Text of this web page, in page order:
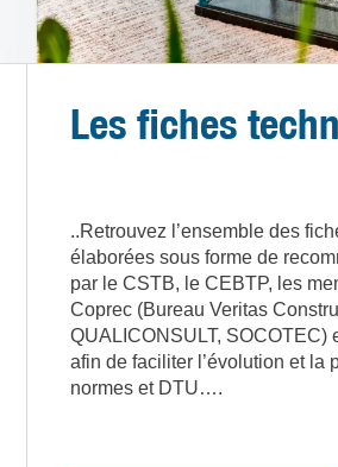
Les fiches
..Retrouvez l’ensemble des
élaborées sous forme de
par le CSTB, le CEBTP, les
Coprec (Bureau Veritas
QUALICONSULT, SOCOTEC)
afin de faciliter l’évolution et la
normes et DTU….